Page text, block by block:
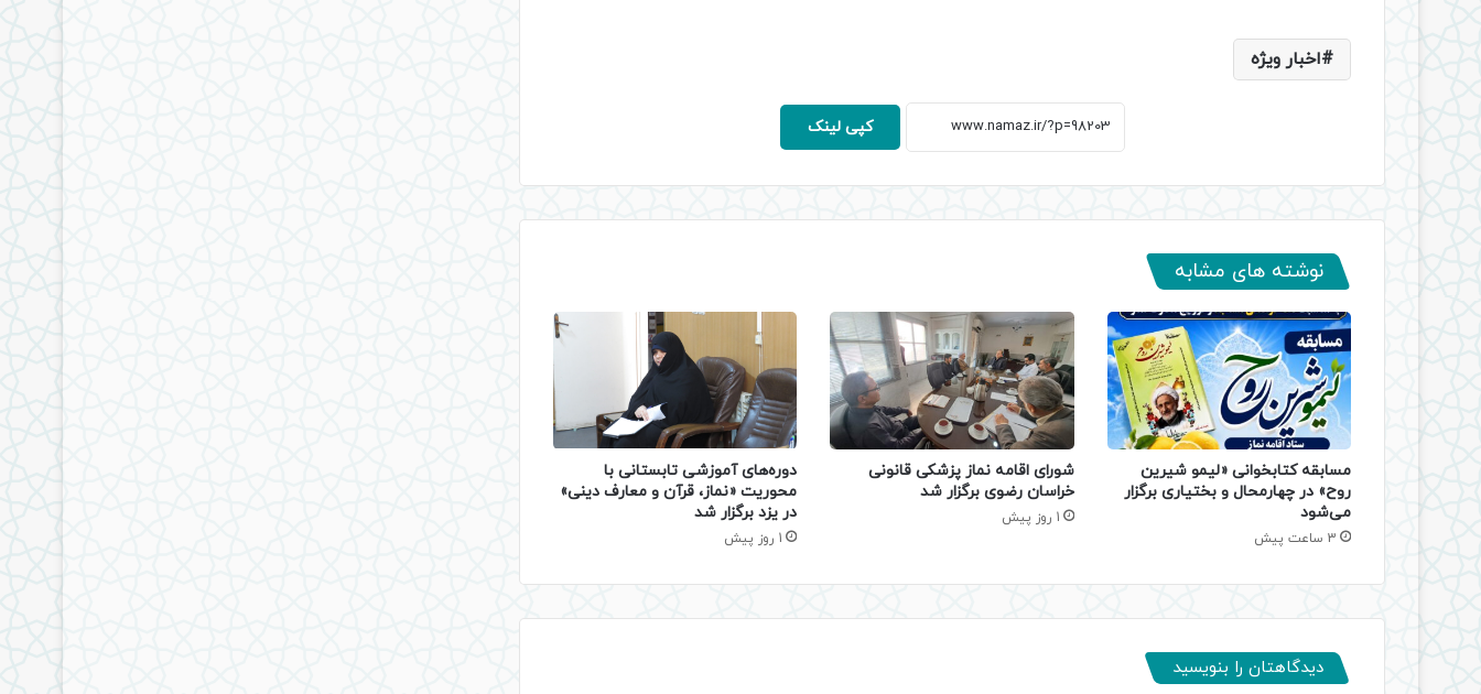
اخبار ویژه
کپی لینک
نوشته های مشابه
مسابقه کتابخوانی «لیمو شیرین
روح» در چهارمحال و بختیاری برگزار
می‌شود
3 ساعت پیش
شورای اقامه نماز پزشکی قانونی
خراسان رضوی برگزار شد
1 روز پیش
دوره‌های آموزشی تابستانی با
محوریت «نماز، قرآن و معارف دینی»
در یزد برگزار شد
1 روز پیش
دیدگاهتان را بنویسید